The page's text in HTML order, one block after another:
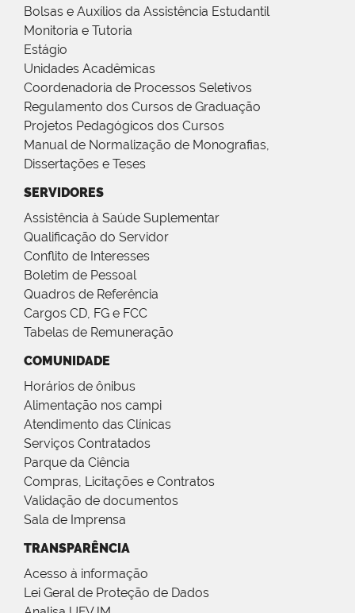
Bolsas e Auxílios da Assistência Estudantil
Monitoria e Tutoria
Estágio
Unidades Acadêmicas
Coordenadoria de Processos Seletivos
Regulamento dos Cursos de Graduação
Projetos Pedagógicos dos Cursos
Manual de Normalização de Monografias,
Dissertações e Teses
SERVIDORES
Assistência à Saúde Suplementar
Qualificação do Servidor
Conflito de Interesses
Boletim de Pessoal
Quadros de Referência
Cargos CD, FG e FCC
Tabelas de Remuneração
COMUNIDADE
Horários de ônibus
Alimentação nos campi
Atendimento das Clínicas
Serviços Contratados
Parque da Ciência
Compras, Licitações e Contratos
Validação de documentos
Sala de Imprensa
TRANSPARÊNCIA
Acesso à informação
Lei Geral de Proteção de Dados